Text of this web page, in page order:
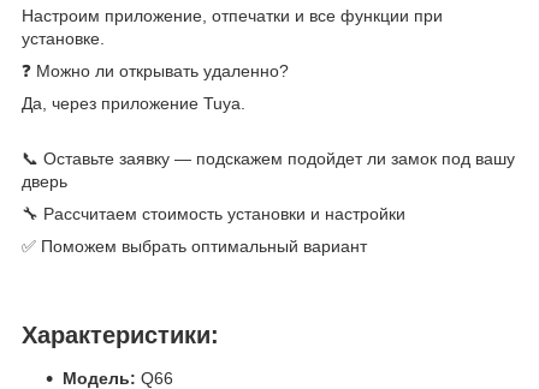
Настроим приложение, отпечатки и все функции при
установке.
❓ Можно ли открывать удаленно?
Да, через приложение Tuya.
📞 Оставьте заявку — подскажем подойдет ли замок под вашу
дверь
🔧 Рассчитаем стоимость установки и настройки
✅ Поможем выбрать оптимальный вариант
Характеристики:
Модель: Q66